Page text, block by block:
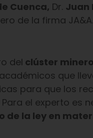
Cuenca, Dr. Juan
de la firma JA&A.
del clúster
que
para que los
el experto es
de la ley en